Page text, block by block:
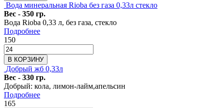
Вода минеральная Rioba без газа 0,33л стекло
Вес - 350 гр.
Вода Rioba 0,33 л, без газа, стекло
Подробнее
150
В КОРЗИНУ
Добрый жб 0,33л
Вес - 330 гр.
Добрый: кола, лимон-лайм,апельсин
Подробнее
165